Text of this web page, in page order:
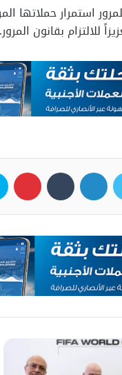
استمرار
للالتزام بقانون المرور.
تويتر لينكدإن